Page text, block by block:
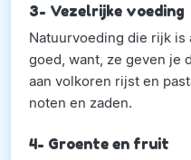
3- Vezelrijke voeding
Natuurvoeding die rijk is
goed, want, ze geven je
aan volkoren rijst en
noten en zaden.
4- Groente en fruit